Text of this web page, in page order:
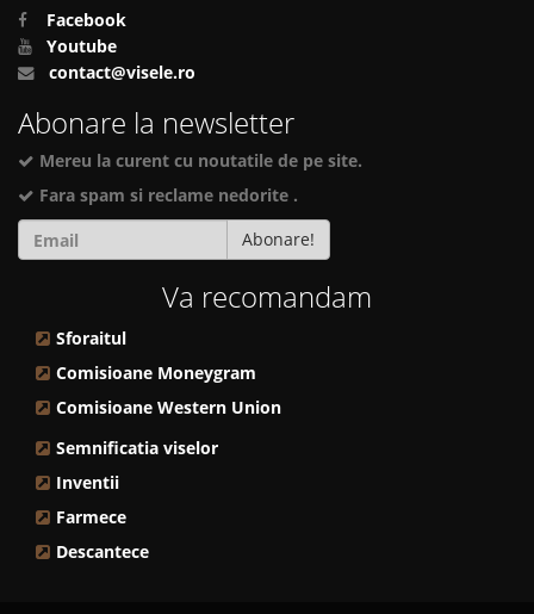
Facebook
Youtube
contact@visele.ro
Abonare la newsletter
Mereu la curent cu noutatile de pe site.
Fara spam si reclame nedorite .
Abonare!
Va recomandam
Sforaitul
Comisioane Moneygram
Comisioane Western Union
Semnificatia viselor
Inventii
Farmece
Descantece